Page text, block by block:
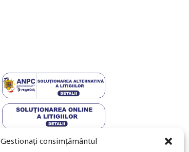
Gestionați consimțământul